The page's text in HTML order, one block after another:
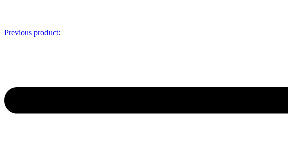
Previous product: